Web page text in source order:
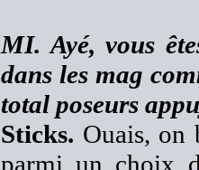
MI. Ayé, vous
dans les mag
total poseurs
Sticks. Ouais, on
parmi un choix